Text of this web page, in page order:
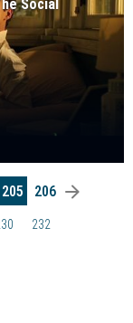
Social
205 206
232
arrow_right